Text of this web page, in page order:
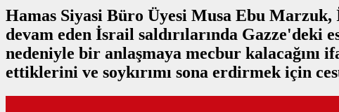
Hamas Siyasi Büro Üyesi Musa Ebu Marzuk,
devam eden İsrail saldırılarında
nedeniyle bir anlaşmaya mecbur kalacağını
ettiklerini ve soykırımı sona erdirmek için